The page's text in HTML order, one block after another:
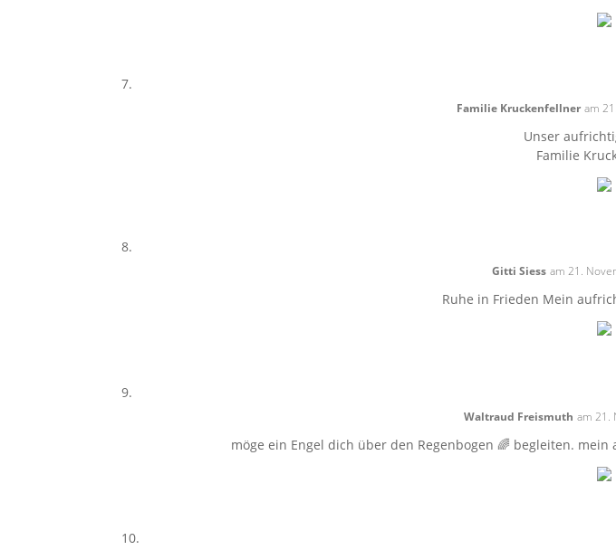
Familie Kruckenfellner am
Unser
Familie
Gitti Siess am 21.
Ruhe in Frieden Mein
Waltraud Freismuth am 21.
möge ein Engel dich über den Regenbogen 🌈 begleiten.